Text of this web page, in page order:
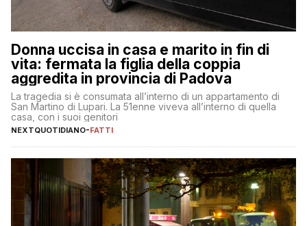
Donna uccisa in casa e marito in fin di
vita: fermata la figlia della coppia
aggredita in provincia di Padova
La tragedia si è consumata all’interno di un appartamento di
San Martino di Lupari. La 51enne viveva all’interno di quella
casa, con i suoi genitori
NEXTQUOTIDIANO-FATTI